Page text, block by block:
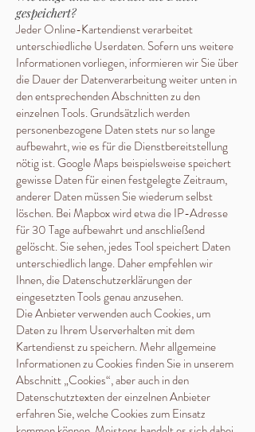
gespeichert?
Jeder Online-Kartendienst verarbeitet
unterschiedliche Userdaten. Sofern uns weitere
Informationen vorliegen, informieren wir Sie über
die Dauer der Datenverarbeitung weiter unten in
den entsprechenden Abschnitten zu den
einzelnen Tools. Grundsätzlich werden
personenbezogene Daten stets nur so lange
aufbewahrt, wie es für die Dienstbereitstellung
nötig ist. Google Maps beispielsweise speichert
gewisse Daten für einen festgelegte Zeitraum,
anderer Daten müssen Sie wiederum selbst
löschen. Bei Mapbox wird etwa die IP-Adresse
für 30 Tage aufbewahrt und anschließend
gelöscht. Sie sehen, jedes Tool speichert Daten
unterschiedlich lange. Daher empfehlen wir
Ihnen, die Datenschutzerklärungen der
eingesetzten Tools genau anzusehen.
Die Anbieter verwenden auch Cookies, um
Daten zu Ihrem Userverhalten mit dem
Kartendienst zu speichern. Mehr allgemeine
Informationen zu Cookies finden Sie in unserem
Abschnitt „Cookies“, aber auch in den
Datenschutztexten der einzelnen Anbieter
erfahren Sie, welche Cookies zum Einsatz